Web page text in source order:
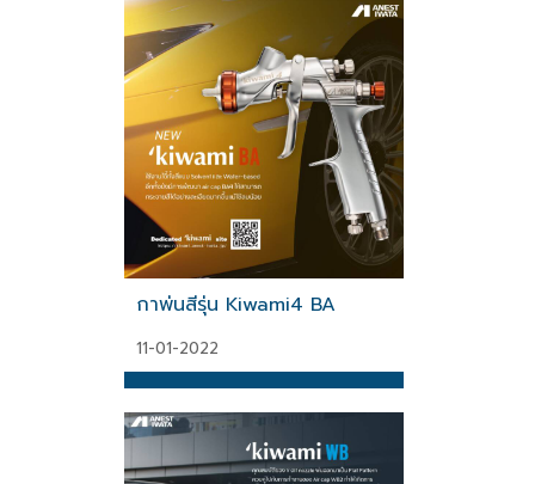
กาพ่นสีรุ่น Kiwami4 BA
11-01-2022